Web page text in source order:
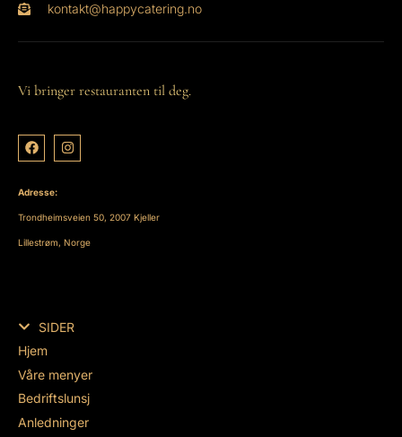
kontakt@happycatering.no
Vi bringer restauranten til deg.
Adresse:
Trondheimsveien 50, 2007 Kjeller
Lillestrøm, Norge
SIDER
Hjem
Våre menyer
Bedriftslunsj
Anledninger